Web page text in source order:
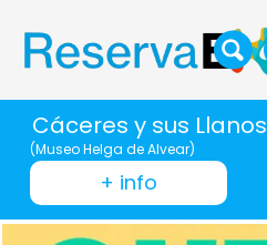
Cáceres y sus Llanos
(Museo Helga de Alvear)
+ info